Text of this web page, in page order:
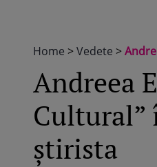
Home >Vedete >
Andreea
Cultural”
știrista